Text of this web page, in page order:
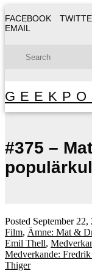
FACEBOOK
EMAIL
#375 –
Posted September 22,
Film, Ämne: Mat &
Emil Thell,
Medverkande:
Thiger